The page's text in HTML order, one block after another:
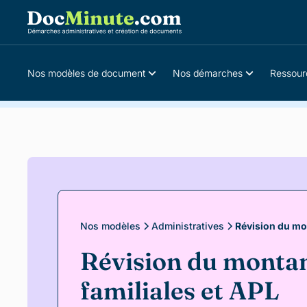
Nos modèles de document Nos démarches
que
révision
Nos modèles Administratives Révision du
Révision du
familiales et APL